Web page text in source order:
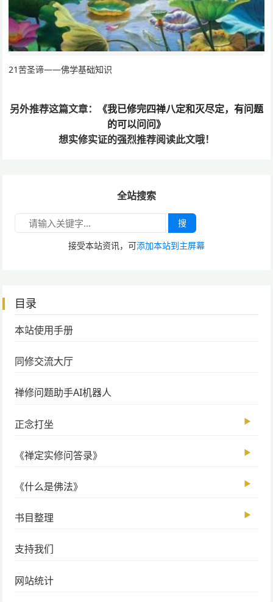
21苦圣谛——佛学基础知识
另外推荐这篇文章：
《我已修完四禅八定和灭尽定，有问题
的可以问问》
想实修实证的强烈推荐阅读此文哦！
全站搜索
搜
接受本站资讯，可添加本站到主屏幕
目录
本站使用手册
同修交流大厅
禅修问题助手AI机器人
正念打坐 ▶
《禅定实修问答录》 ▶
《什么是佛法》 ▶
书目整理 ▶
支持我们
网站统计